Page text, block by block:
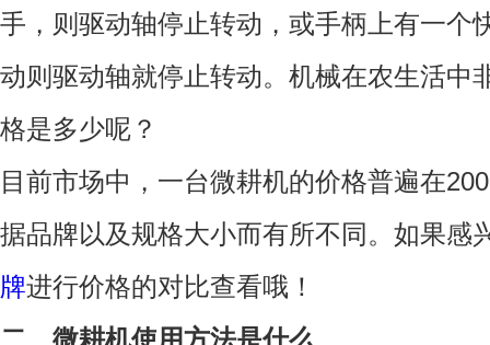
手，则驱动轴停止转动，或手柄上有一个
动则驱动轴就停止转动。机械在农生活中
格是多少呢？
目前市场中，一台微耕机的价格普遍在
据品牌以及规格大小而有所不同。如果感
牌进行价格的对比查看哦！
二、微耕机使用方法是什么